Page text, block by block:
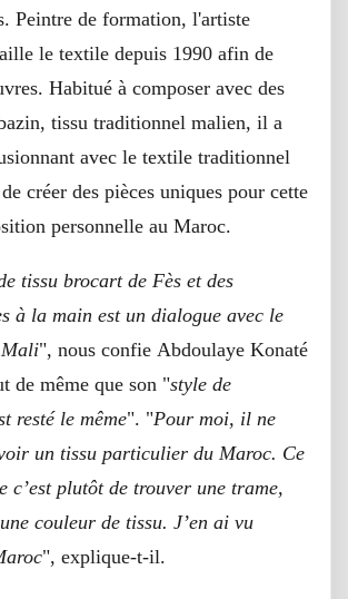
Peintre de formation, l'artiste
le textile depuis 1990 afin de
Habitué à composer avec des
tissu traditionnel malien, il a
avec le textile traditionnel
créer des pièces uniques pour cette
personnelle au Maroc.
tissu brocart de Fès et des
à la main est un dialogue avec le
", nous confie Abdoulaye Konaté
de même que son "style de
resté le même". "Pour moi, il ne
un tissu particulier du Maroc. Ce
c’est plutôt de trouver une trame,
couleur de tissu. J’en ai vu
", explique-t-il.